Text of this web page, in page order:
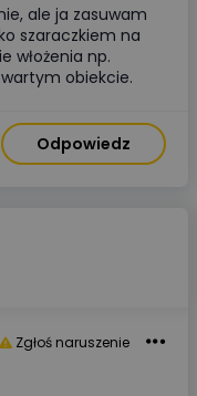
ale ja zasuwam
szaraczkiem na
włożenia np.
obiekcie.
Odpowiedz
Zgłoś naruszenie